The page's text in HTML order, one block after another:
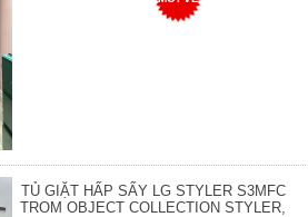
TỦ GIẶT HẤP SẤY LG STYLER S3MFC
TROM OBJECT COLLECTION STYLER,